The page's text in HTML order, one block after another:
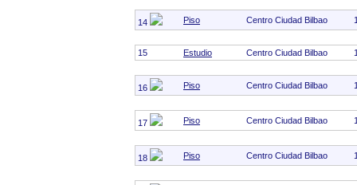
14 Piso Centro Ciudad Bilbao
15 Estudio Centro Ciudad Bilbao
16 Piso Centro Ciudad Bilbao
17 Piso Centro Ciudad Bilbao
18 Piso Centro Ciudad Bilbao